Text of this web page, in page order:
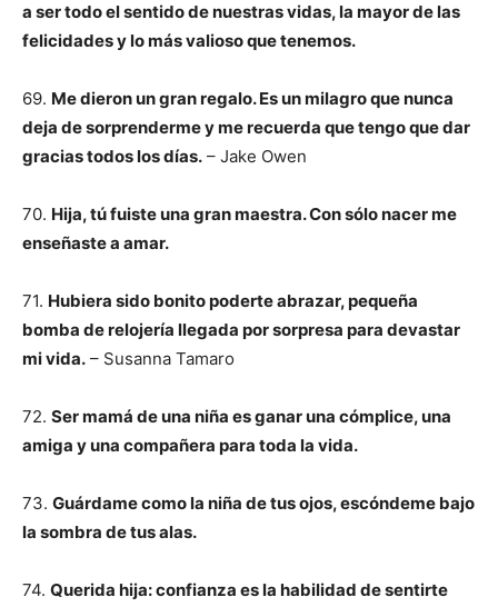
a ser todo el sentido de nuestras vidas, la mayor de las
felicidades y lo más valioso que tenemos.
69. Me dieron un gran regalo. Es un milagro que nunca
deja de sorprenderme y me recuerda que tengo que dar
gracias todos los días. – Jake Owen
70. Hija, tú fuiste una gran maestra. Con sólo nacer me
enseñaste a amar.
71. Hubiera sido bonito poderte abrazar, pequeña
bomba de relojería llegada por sorpresa para devastar
mi vida. – Susanna Tamaro
72. Ser mamá de una niña es ganar una cómplice, una
amiga y una compañera para toda la vida.
73. Guárdame como la niña de tus ojos, escóndeme bajo
la sombra de tus alas.
74. Querida hija: confianza es la habilidad de sentirte